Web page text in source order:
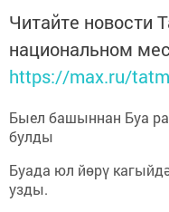
Читайте новости
национальном
https://max.ru/
Быел башыннан Буа
булды
Буада юл йөрү
узды.